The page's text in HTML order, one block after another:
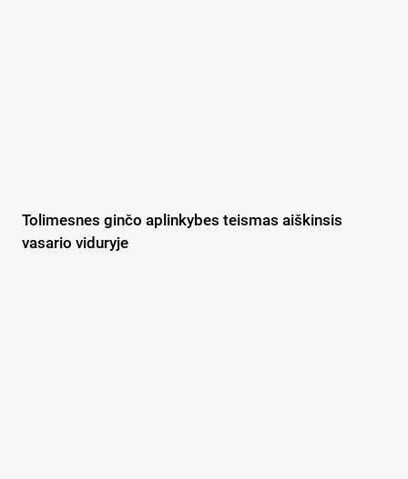
Tolimesnes ginčo aplinkybes teismas aiškinsis
vasario viduryje